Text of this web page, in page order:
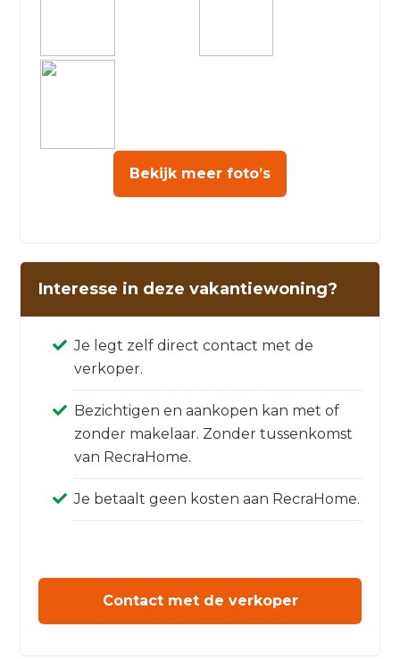
Bekijk meer foto’s
Interesse in deze vakantiewoning?
Je legt zelf direct contact met de
verkoper.
Bezichtigen en aankopen kan met of
zonder makelaar. Zonder tussenkomst
van RecraHome.
Je betaalt geen kosten aan RecraHome.
Contact met de verkoper